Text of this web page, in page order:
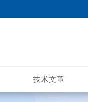
技术文章